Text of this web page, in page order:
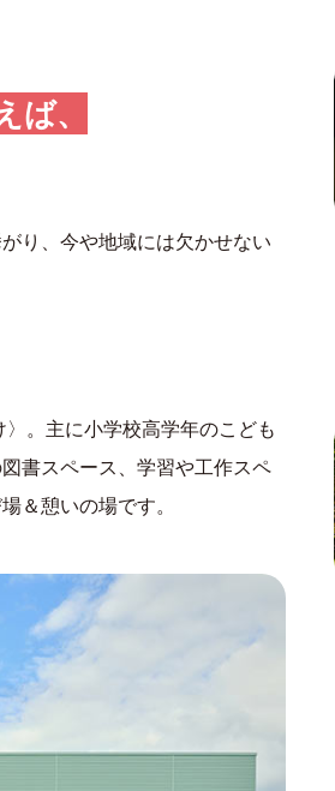
、
り、今や地域には欠かせない
。主に小学校高学年のこども
書スペース、学習や工作スペ
＆憩いの場です。